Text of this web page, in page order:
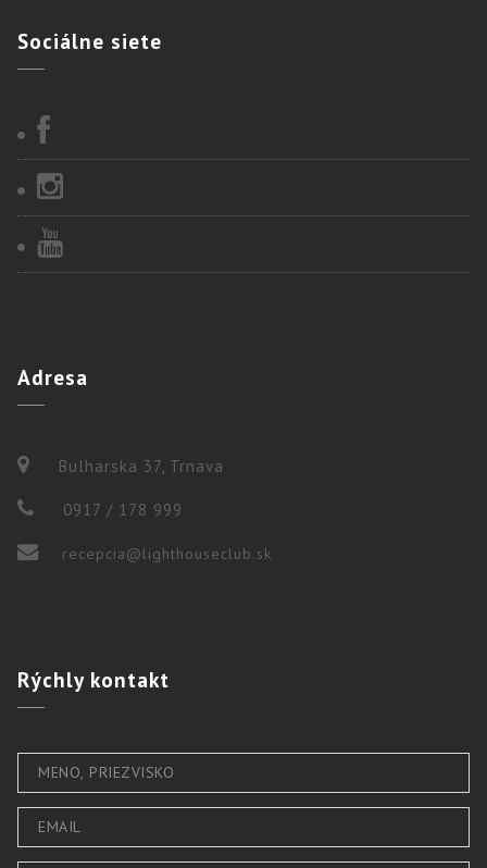
Sociálne siete
Adresa
Bulharska 37, Trnava
0917 / 178 999
recepcia@lighthouseclub.sk
Rýchlykontakt